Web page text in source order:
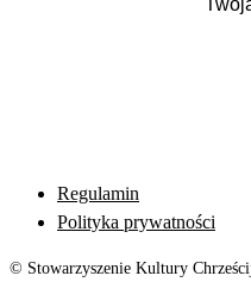
Regulamin
Polityka prywatności
© Stowarzyszenie Kultury